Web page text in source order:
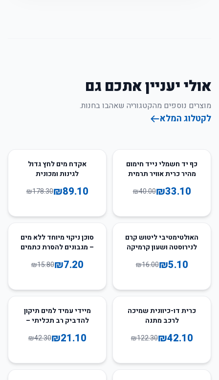
אולי יעניין אתכם גם
מוצרים נוספים מהקטגוריה שאהבו בחנות.
לקטלוג המלא
17
כף יד חשמלי נייד חימום
מהיר כרית אוויר תרמית
₪33.10
₪40.00
אקדח מים לחץ גדול
לגינות ומכונית
₪89.10
₪178.30
68
האולטימטיבי ליטוש קרם
לנירוסטה ושעון קרמיקה
₪5.10
₪16.00
54
סוכן ניקוי מיוחד ללא מים
– מגבונים להסרת כתמים
₪7.20
₪15.80
66
כרית דו-כיוונית שמיכה
לרכב מתנה
₪42.10
₪122.30
50
מיידי עמיד למים תיקון
להדביק רב תכליתי –
₪21.10
₪42.30